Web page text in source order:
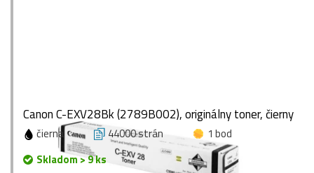
Canon C-EXV28Bk (2789B002), originálny toner, čierny
čierna 44000 strán
1 bod
Skladom > 9 ks